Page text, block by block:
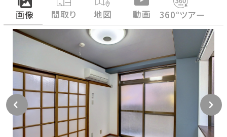
画像 間取り 地図 動画 360°ツアー